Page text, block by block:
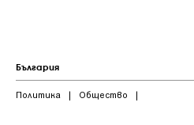
България
Политика | Общество |